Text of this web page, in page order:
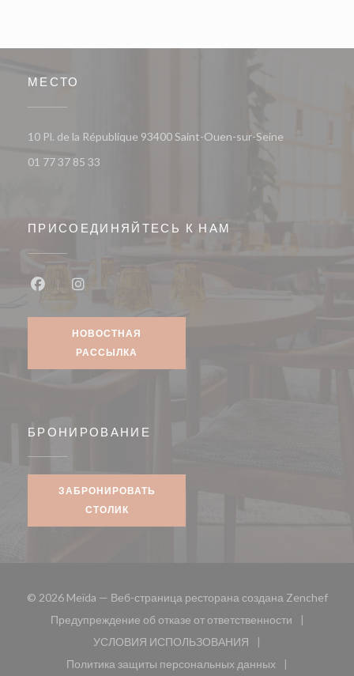
МЕСТО
10 Pl. de la République 93400 Saint-Ouen-sur-Seine
01 77 37 85 33
ПРИСОЕДИНЯЙТЕСЬ К НАМ
НОВОСТНАЯ
РАССЫЛКА
БРОНИРОВАНИЕ
ЗАБРОНИРОВАТЬ
СТОЛИК
© 2026 Meïda — Веб-страница ресторана создана Zenchef
Предупреждение об отказе от ответственности
((открывается в новом окне))
УСЛОВИЯ ИСПОЛЬЗОВАНИЯ
((открывается в новом окне))
Политика защиты персональных данных